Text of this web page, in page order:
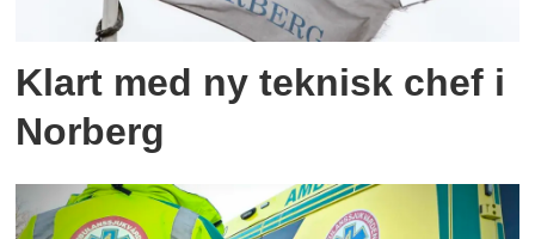
Klart med ny teknisk chef i
Norberg